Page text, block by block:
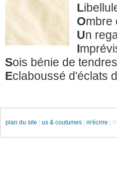
L
Ombre
Un
I
Sois bénie de
Eclaboussé d'éclats
plan du site us & coutumes m'écrire |